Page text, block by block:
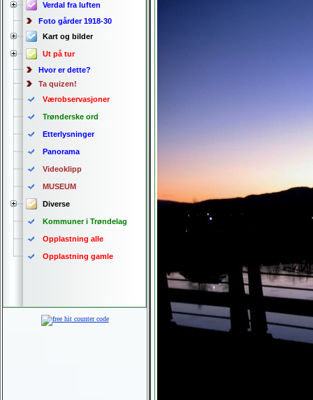
Verdal fra luften
Foto gårder 1918-30
Kart og bilder
Ut på tur
Hvor er dette?
Ta quizen!
Værobservasjoner
Trønderske ord
Etterlysninger
Panorama
Videoklipp
MUSEUM
Diverse
Kommuner i Trøndelag
Opplastning alle
Opplastning gamle